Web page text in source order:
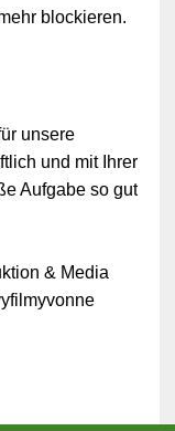
blockieren.
unsere
und mit Ihrer
Aufgabe so gut
& Media